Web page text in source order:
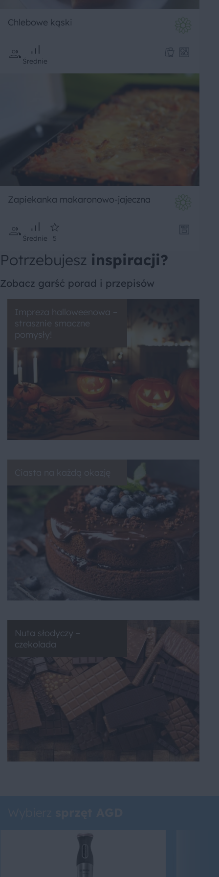
Chlebowe kąski
Średnie
Zapiekanka makaronowo-jajeczna
Średnie 5
Potrzebujesz inspiracji?
Zobacz garść porad i przepisów
Impreza halloweenowa –
strasznie smaczne
pomysły!
Nuta słodyczy –
czekolada